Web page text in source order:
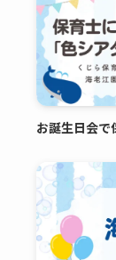
お誕生日会で